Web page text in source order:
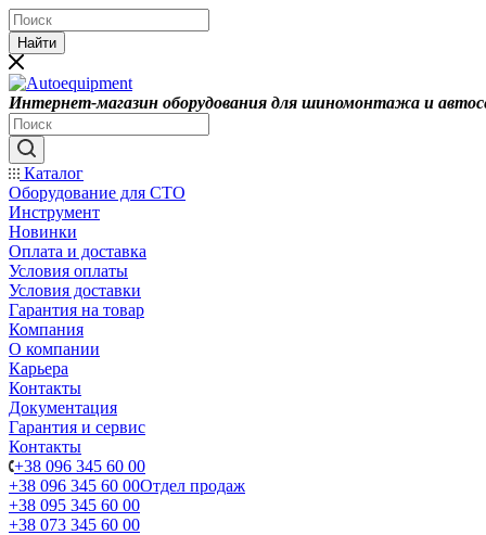
Найти
Интернет-магазин оборудования для шиномонтажа и
Каталог
Оборудование для СТО
Инструмент
Новинки
Оплата и доставка
Условия оплаты
Условия доставки
Гарантия на товар
Компания
О компании
Карьера
Контакты
Документация
Гарантия и сервис
Контакты
+38 096 345 60 00
+38 096 345 60 00Отдел продаж
+38 095 345 60 00
+38 073 345 60 00